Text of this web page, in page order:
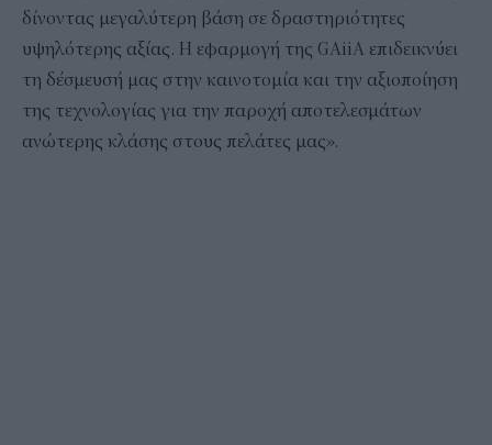
δίνοντας μεγαλύτερη βάση σε δραστηριότητες
υψηλότερης αξίας. Η εφαρμογή της GAiiA επιδεικνύει
τη δέσμευσή μας στην καινοτομία και την αξιοποίηση
της τεχνολογίας για την παροχή αποτελεσμάτων
ανώτερης κλάσης στους πελάτες μας».